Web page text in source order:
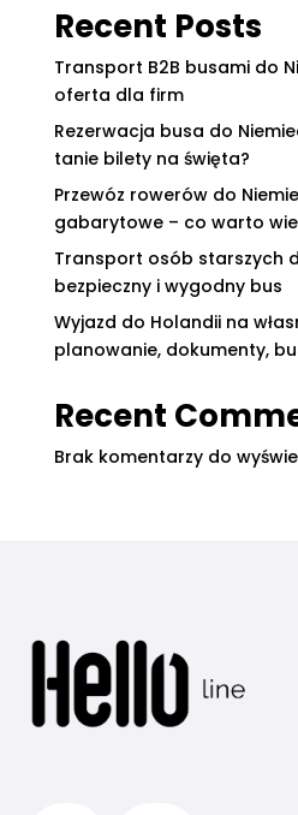
Recent Posts
Transport B2B busami do
oferta dla firm
Rezerwacja busa do
tanie bilety na święta?
Przewóz rowerów do
gabarytowe – co warto
Transport osób starszych
bezpieczny i wygodny bus
Wyjazd do Holandii na
planowanie, dokumenty,
Recent
Brak komentarzy do